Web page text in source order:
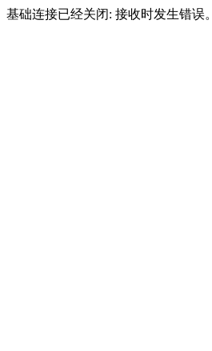
基础连接已经关闭: 接收时发生错误。